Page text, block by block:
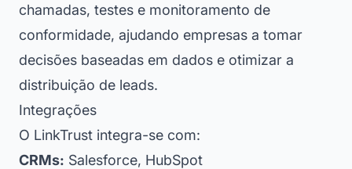
chamadas, testes e monitoramento de
conformidade, ajudando empresas a tomar
decisões baseadas em dados e otimizar a
distribuição de leads.
Integrações
O LinkTrust integra-se com:
CRMs: Salesforce, HubSpot